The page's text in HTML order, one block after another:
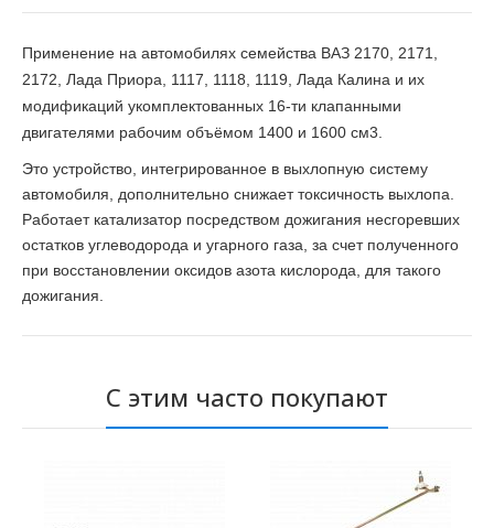
Применение на автомобилях семейства ВАЗ 2170, 2171,
2172, Лада Приора, 1117, 1118, 1119, Лада Калина и их
модификаций укомплектованных 16-ти клапанными
двигателями рабочим объёмом 1400 и 1600 см3.
Это устройство, интегрированное в выхлопную систему
автомобиля, дополнительно снижает токсичность выхлопа.
Работает катализатор посредством дожигания несгоревших
остатков углеводорода и угарного газа, за счет полученного
при восстановлении оксидов азота кислорода, для такого
дожигания.
С этим часто покупают